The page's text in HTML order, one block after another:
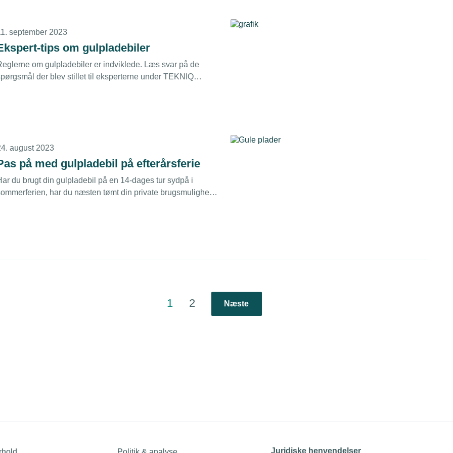
september 2023
tips om gulpladebiler
om gulpladebiler er indviklede. Læs svar på de
der blev stillet til eksperterne under TEKNIQ
august 2023
på med gulpladebil på efterårsferie
du brugt din gulpladebil på en 14-dages tur sydpå i
har du næsten tømt din private brugsmulighed
1 2 Næste
Juridiske henvendelser